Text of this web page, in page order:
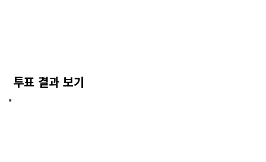
투표 결과 보기